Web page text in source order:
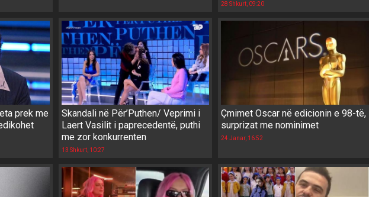
28 Shkurt, 09:20
prek me
Skandali në Për’Puthen/ Veprimi i
Laert Vasilit i paprecedentë, puthi
me zor konkurrenten
13 Shkurt, 10:27
Çmimet Oscar në edicionin e 98-të,
surprizat me nominimet
24 Janar, 16:52